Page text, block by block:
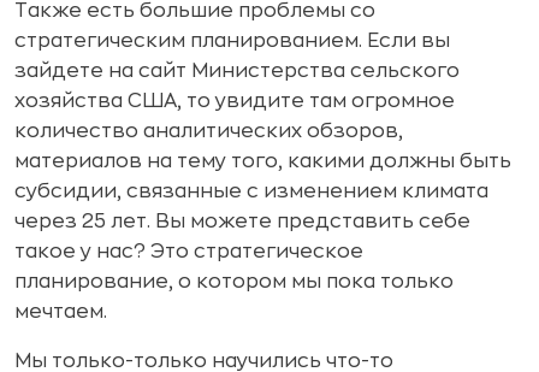
Также есть большие проблемы со
стратегическим планированием. Если вы
зайдете на сайт Министерства сельского
хозяйства США, то увидите там огромное
количество аналитических обзоров,
материалов на тему того, какими должны быть
субсидии, связанные с изменением климата
через 25 лет. Вы можете представить себе
такое у нас? Это стратегическое
планирование, о котором мы пока только
мечтаем.
Мы только-только научились что-то